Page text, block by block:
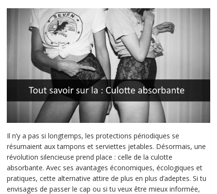
Il n’y a pas si longtemps, les protections périodiques se
résumaient aux tampons et serviettes jetables. Désormais, une
révolution silencieuse prend place : celle de la culotte
absorbante. Avec ses avantages économiques, écologiques et
pratiques, cette alternative attire de plus en plus d’adeptes. Si tu
envisages de passer le cap ou si tu veux être mieux informée,